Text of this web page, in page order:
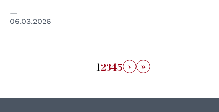
06.03.2026
12345 › »